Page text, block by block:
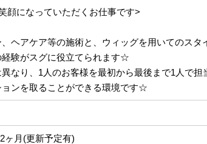
顔になっていただくお仕事です>
ヘアケア等の施術と、ウィッグを用いてのスタ
験がスグに役立てられます☆
なり、1人のお客様を最初から最後まで1人で担
ンを取ることができる環境です☆
ヶ月(更新予定有)